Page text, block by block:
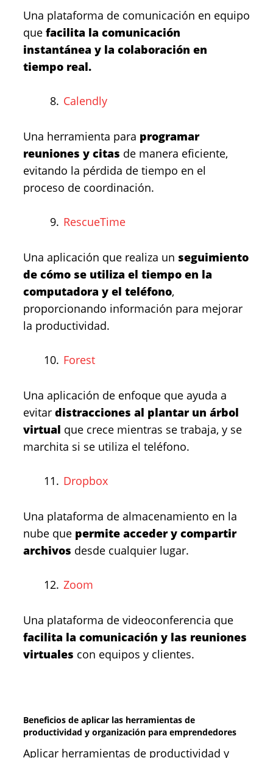
Una plataforma de comunicación en equipo
que facilita la comunicación
instantánea y la colaboración en
tiempo real.
Calendly
Una herramienta para programar
reuniones y citas de manera eficiente,
evitando la pérdida de tiempo en el
proceso de coordinación.
RescueTime
Una aplicación que realiza un seguimiento
de cómo se utiliza el tiempo en la
computadora y el teléfono,
proporcionando información para mejorar
la productividad.
Forest
Una aplicación de enfoque que ayuda a
evitar distracciones al plantar un árbol
virtual que crece mientras se trabaja, y se
marchita si se utiliza el teléfono.
Dropbox
Una plataforma de almacenamiento en la
nube que permite acceder y compartir
archivos desde cualquier lugar.
Zoom
Una plataforma de videoconferencia que
facilita la comunicación y las reuniones
virtuales con equipos y clientes.
Beneficios de aplicar las herramientas de
productividad y organización para emprendedores
Aplicar herramientas de productividad y